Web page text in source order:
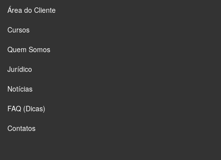
Área do Cliente
Cursos
Quem Somos
Jurídico
Notícias
FAQ (Dicas)
Contatos